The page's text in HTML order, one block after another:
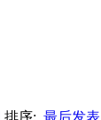
排序: 最后发表